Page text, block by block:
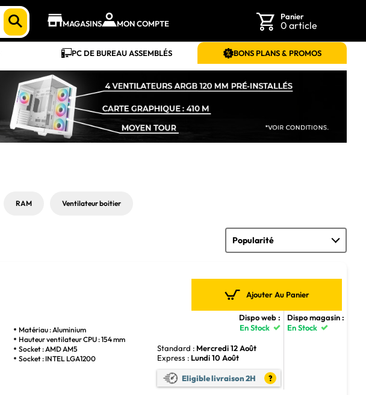
MAGASINS MON COMPTE
Panier
0 article
PC DE BUREAU ASSEMBLÉS BONS PLANS & PROMOS
RAM Ventilateur boitier
Matériau : Aluminium
Hauteur ventilateur CPU : 154 mm
Socket : AMD AM5
Socket : INTEL LGA1200
Ajouter Au Panier
Dispo web :
En Stock
Standard : Mercredi 12 Août
Express : Lundi 10 Août
Eligible livraison 2H ?
Dispo magasin :
En Stock